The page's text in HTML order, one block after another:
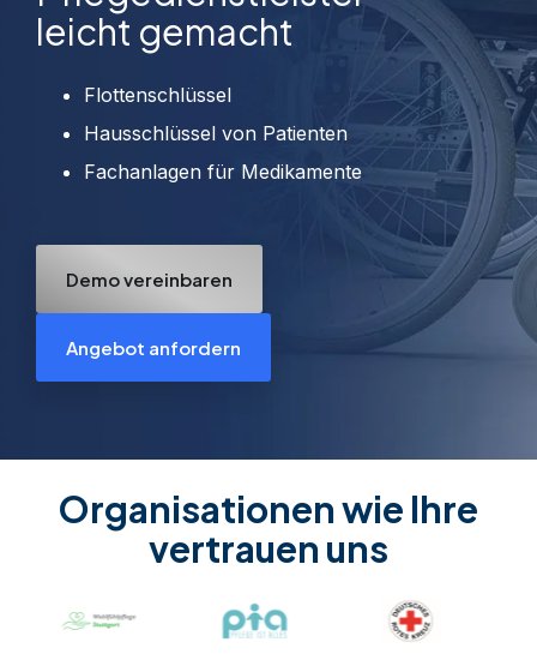
Elektronische
Sichern all Ihrer
Software &
Objekte und
Unsere
Services
So sind Ihre
Systeme immer
einsatzbereit
Integrationen
Verbinden Sie
praktisch jede
von Drittanbietern
leicht gemacht
Flottenschlüssel
Hausschlüssel von Patienten
Fachanlagen für Medikamente
Demo vereinbaren
Angebot anfordern
Organisationen wie Ihre
vertrauen uns